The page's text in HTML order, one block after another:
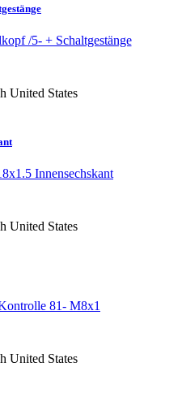
United States
United States
United States